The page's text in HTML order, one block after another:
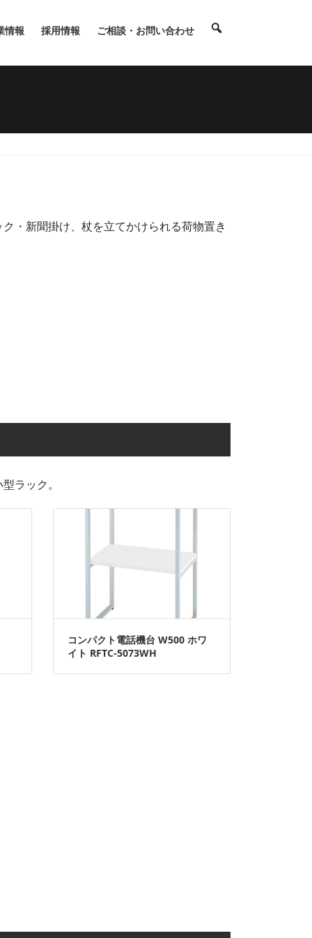
情報 採用情報 ご相談・お問い合わせ
・新聞掛け、杖を立てかけられる荷物置き
ラック。
コンパクト電話機台 W500 ホワ
イト RFTC-5073WH